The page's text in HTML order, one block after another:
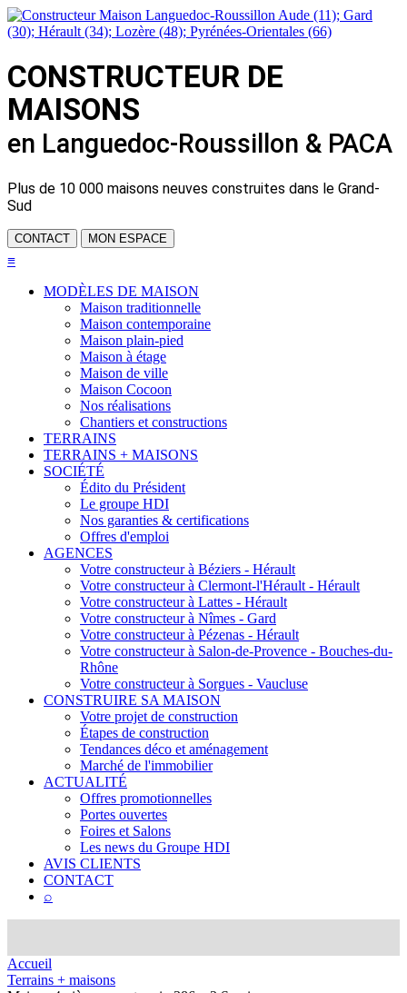
CONSTRUCTEUR DE
MAISONS
en Languedoc-Roussillon & PACA
Plus de 10 000 maisons neuves construites dans le Grand-
Sud
CONTACT MON ESPACE
≡
MODÈLES DE MAISON
Maison traditionnelle
Maison contemporaine
Maison plain-pied
Maison à étage
Maison de ville
Maison Cocoon
Nos réalisations
Chantiers et constructions
TERRAINS
TERRAINS + MAISONS
SOCIÉTÉ
Édito du Président
Le groupe HDI
Nos garanties & certifications
Offres d'emploi
AGENCES
Votre constructeur à Béziers - Hérault
Votre constructeur à Clermont-l'Hérault - Hérault
Votre constructeur à Lattes - Hérault
Votre constructeur à Nîmes - Gard
Votre constructeur à Pézenas - Hérault
Votre constructeur à Salon-de-Provence - Bouches-du-
Rhône
Votre constructeur à Sorgues - Vaucluse
CONSTRUIRE SA MAISON
Votre projet de construction
Étapes de construction
Tendances déco et aménagement
Marché de l'immobilier
ACTUALITÉ
Offres promotionnelles
Portes ouvertes
Foires et Salons
Les news du Groupe HDI
AVIS CLIENTS
CONTACT
⌕
Accueil
Terrains + maisons